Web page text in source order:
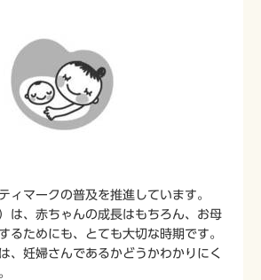
ィマークの普及を推進しています。
は、赤ちゃんの成長はもちろん、お母
るためにも、とても大切な時期です。
、妊婦さんであるかどうかわかりにく